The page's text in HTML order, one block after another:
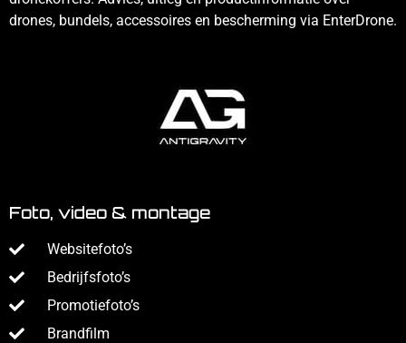
drones, bundels, accessoires en bescherming via EnterDrone.
Foto, video & montage
Websitefoto’s
Bedrijfsfoto’s
Promotiefoto’s
Brandfilm